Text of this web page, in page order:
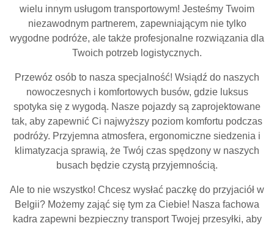
wielu innym usługom transportowym! Jesteśmy Twoim
niezawodnym partnerem, zapewniającym nie tylko
wygodne podróże, ale także profesjonalne rozwiązania dla
Twoich potrzeb logistycznych.
Przewóz osób to nasza specjalność! Wsiądź do naszych
nowoczesnych i komfortowych busów, gdzie luksus
spotyka się z wygodą. Nasze pojazdy są zaprojektowane
tak, aby zapewnić Ci najwyższy poziom komfortu podczas
podróży. Przyjemna atmosfera, ergonomiczne siedzenia i
klimatyzacja sprawią, że Twój czas spędzony w naszych
busach będzie czystą przyjemnością.
Ale to nie wszystko! Chcesz wysłać paczkę do przyjaciół w
Belgii? Możemy zająć się tym za Ciebie! Nasza fachowa
kadra zapewni bezpieczny transport Twojej przesyłki, aby